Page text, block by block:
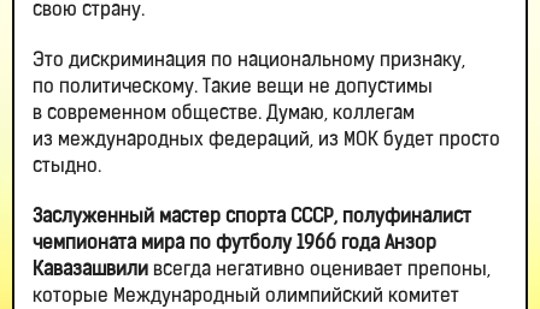
свою страну.
Это дискриминация по национальному признаку,
по политическому. Такие вещи не допустимы
в современном обществе. Думаю, коллегам
из международных федераций, из МОК будет просто
стыдно.
Заслуженный мастер спорта СССР, полуфиналист
чемпионата мира по футболу 1966 года Анзор
Кавазашвили всегда негативно оценивает препоны,
которые Международный олимпийский комитет